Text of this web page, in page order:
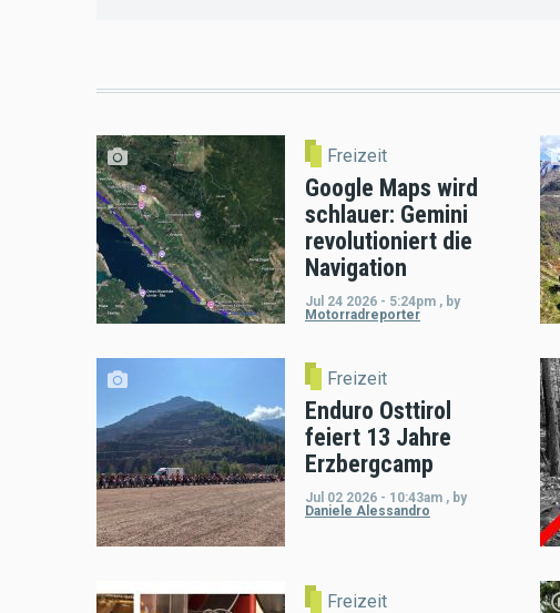
Freizeit
Google Maps wird
schlauer: Gemini
revolutioniert die
Navigation
Jul 24 2026 - 5:24pm , by
Motorradreporter
Freizeit
Enduro Osttirol
feiert 13 Jahre
Erzbergcamp
Jul 02 2026 - 10:43am , by
Daniele Alessandro
Freizeit